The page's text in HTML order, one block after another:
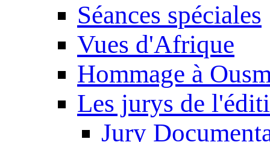
Séances spéciales
Vues d'Afrique
Hommage à
Les jurys de
Jury